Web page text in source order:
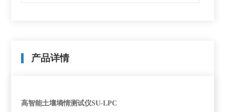
产品详情
高智能土壤墒情测试仪SU-LPC